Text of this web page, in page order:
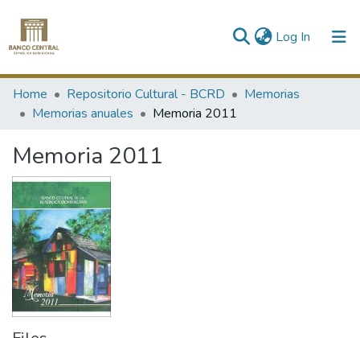
Log In (current)
Communities & Collections
All of DSpace
Statistics
Home Repositorio Cultural - BCRD
Memorias
Memorias anuales
Memoria 2011
Memoria 2011